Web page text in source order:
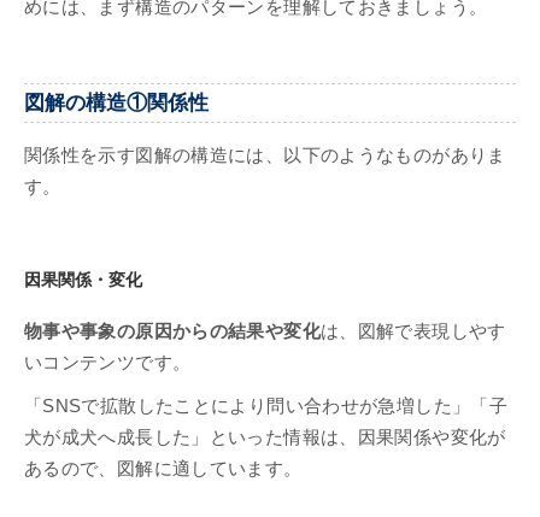
めには、まず構造のパターンを理解しておきましょう。
図解の構造①関係性
関係性を示す図解の構造には、以下のようなものがありま
す。
因果関係・変化
物事や事象の原因からの結果や変化は、図解で表現しやす
いコンテンツです。
「SNSで拡散したことにより問い合わせが急増した」「子
犬が成犬へ成長した」といった情報は、因果関係や変化が
あるので、図解に適しています。